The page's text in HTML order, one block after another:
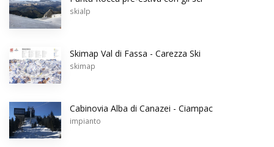
skialp
Skimap Val di Fassa - Carezza Ski
skimap
Cabinovia Alba di Canazei - Ciampac
impianto